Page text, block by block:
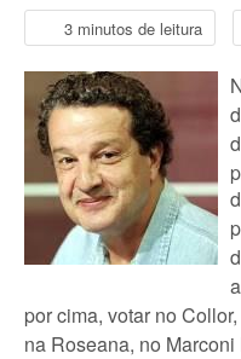
3 minutos de leitura
por cima, votar no
na Roseana, no